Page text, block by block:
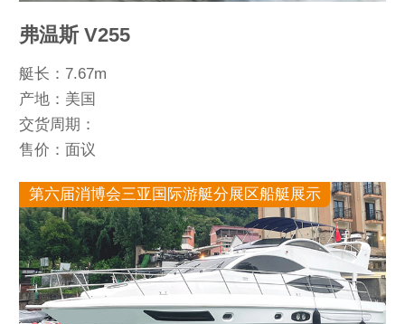
弗温斯 V255
艇长：7.67m
产地：美国
交货周期：
售价：面议
第六届消博会三亚国际游艇分展区船艇展示